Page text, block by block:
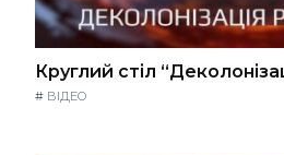
Круглий стіл
# ВІДЕО